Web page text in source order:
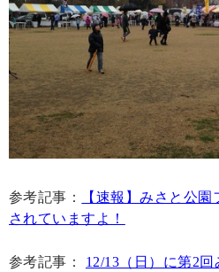
参考記事：
【速報】みさと公
されていますよ！
参考記事： 12/13（日）に第2